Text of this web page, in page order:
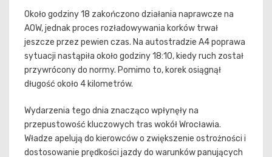
Około godziny 18 zakończono działania naprawcze na
AOW, jednak proces rozładowywania korków trwał
jeszcze przez pewien czas. Na autostradzie A4 poprawa
sytuacji nastąpiła około godziny 18:10, kiedy ruch został
przywrócony do normy. Pomimo to, korek osiągnął
długość około 4 kilometrów.
Wydarzenia tego dnia znacząco wpłynęły na
przepustowość kluczowych tras wokół Wrocławia.
Władze apelują do kierowców o zwiększenie ostrożności i
dostosowanie prędkości jazdy do warunków panujących